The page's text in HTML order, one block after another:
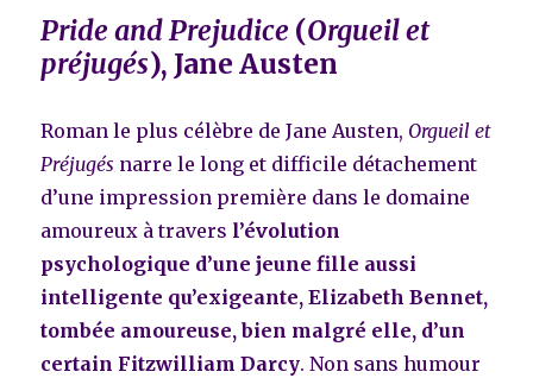
Pride and Prejudice (Orgueil et
préjugés), Jane Austen
Roman le plus célèbre de Jane Austen, Orgueil et
Préjugés narre le long et difficile détachement
d’une impression première dans le domaine
amoureux à travers l’évolution
psychologique d’une jeune fille aussi
intelligente qu’exigeante, Elizabeth Bennet,
tombée amoureuse, bien malgré elle, d’un
certain Fitzwilliam Darcy. Non sans humour